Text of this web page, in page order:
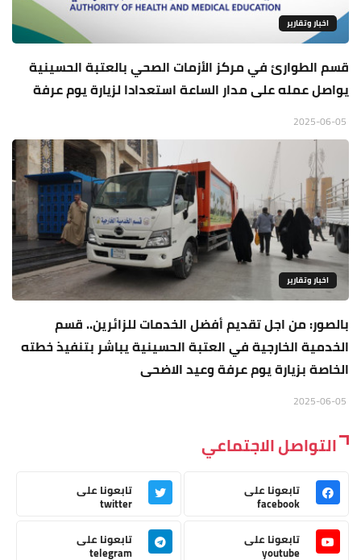
اخبار وتقارير
قسم الطوارئ في مركز الأزمات الصحي بالعتبة الحسينية
يواصل عمله على مدار الساعة استعدادا لزيارة يوم عرفة
اخبار وتقارير
بالصور: من اجل تقديم أفضل الخدمات للزائرين.. قسم
الخدمية الخارجية في العتبة الحسينية يباشر بتنفيذ خطته
الخاصة بزيارة يوم عرفة وعيد الاضحى
التواصل الاجتماعي
تابعونا على
facebook
تابعونا على
twitter
تابعونا على
youtube
تابعونا على
telegram